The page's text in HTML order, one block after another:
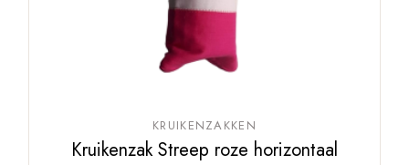
KRUIKENZAKKEN
Kruikenzak Streep roze horizontaal